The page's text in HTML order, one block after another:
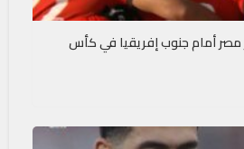
أمام جنوب إفريقيا في كأس